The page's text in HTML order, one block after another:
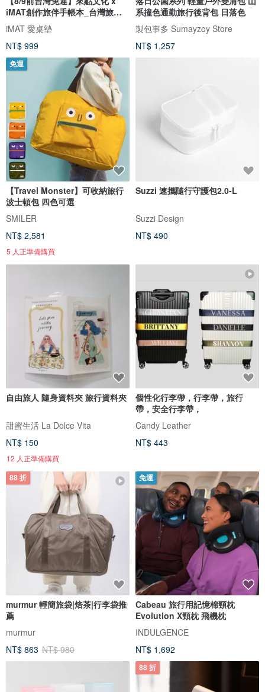
iMAT創作旅伴手帳本_台灣旅行
手帳
iMAT 愛桌墊
NT$ 999
系撞色通勤旅行後背包 日落色
製包事多 Sumayzoy Store
NT$ 1,257
免運
【Travel Monster】可收納旅行
波士頓包 四色可選
SMILER
NT$ 2,581
5 人正準備購買
Suzzi 速攜隨行守護包2.0-L
Suzzi Design
NT$ 490
自由旅人 隨身資料夾 旅行資料夾
甜蜜生活 La Dolce Vita
NT$ 150
12 人正準備購買
個性化行李帶，行李帶，旅行
帶，安全行李帶，
Candy Leather
NT$ 443
88 折
murmur 輕簡旅袋|焙茶|行李袋推
薦
murmur
NT$ 863 NT$ 980
免運
Cabeau 旅行用記憶棉頸枕
Evolution X頸枕 飛機枕
INDULGENCE
NT$ 1,692
88 折